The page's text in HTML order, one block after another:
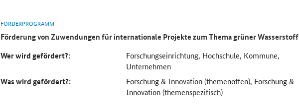
FÖRDERPROGRAMM
Förderung von Zuwendungen für internationale Projekte zum Thema grüner Wasserstoff
Wer wird gefördert?:
Forschungseinrichtung, Hochschule, Kommune,
Unternehmen
Was wird gefördert?:
Forschung & Innovation (themenoffen), Forschung &
Innovation (themenspezifisch)